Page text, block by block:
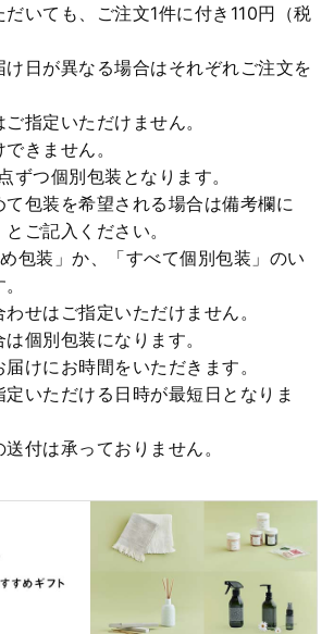
だいても、ご注文1件に付き110円（税
け日が異なる場合はそれぞれご注文を
指定いただけません。
きません。
ずつ個別包装となります。
包装を希望される場合は備考欄に
ご記入ください。
包装」か、「すべて個別包装」のい
せはご指定いただけません。
個別包装になります。
届けにお時間をいただきます。
いただける日時が最短日となりま
送付は承っておりません。